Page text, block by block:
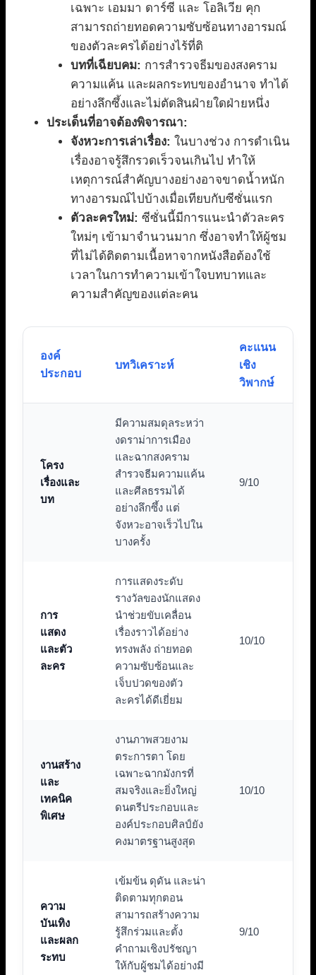
เฉพาะ เอมมา ดาร์ซี และ โอลิเวีย คุก
สามารถถ่ายทอดความซับซ้อนทางอารมณ์
ของตัวละครได้อย่างไร้ที่ติ
บทที่เฉียบคม: การสำรวจธีมของสงคราม
ความแค้น และผลกระทบของอำนาจ ทำได้
อย่างลึกซึ้งและไม่ตัดสินฝ่ายใดฝ่ายหนึ่ง
ประเด็นที่อาจต้องพิจารณา:
จังหวะการเล่าเรื่อง: ในบางช่วง การดำเนิน
เรื่องอาจรู้สึกรวดเร็วจนเกินไป ทำให้
เหตุการณ์สำคัญบางอย่างอาจขาดน้ำหนัก
ทางอารมณ์ไปบ้างเมื่อเทียบกับซีซั่นแรก
ตัวละครใหม่: ซีซั่นนี้มีการแนะนำตัวละคร
ใหม่ๆ เข้ามาจำนวนมาก ซึ่งอาจทำให้ผู้ชม
ที่ไม่ได้ติดตามเนื้อหาจากหนังสือต้องใช้
เวลาในการทำความเข้าใจบทบาทและ
ความสำคัญของแต่ละคน
องค์
ประกอบ
บทวิเคราะห์
คะแนน
เชิง
วิพากษ์
โครง
เรื่องและ
บท
มีความสมดุลระหว่า
งดราม่าการเมือง
และฉากสงคราม
สำรวจธีมความแค้น
และศีลธรรมได้
อย่างลึกซึ้ง แต่
จังหวะอาจเร็วไปใน
บางครั้ง
9/10
การ
แสดง
และตัว
ละคร
การแสดงระดับ
รางวัลของนักแสดง
นำช่วยขับเคลื่อน
เรื่องราวได้อย่าง
ทรงพลัง ถ่ายทอด
ความซับซ้อนและ
เจ็บปวดของตัว
ละครได้ดีเยี่ยม
10/10
งานสร้าง
และ
เทคนิค
พิเศษ
งานภาพสวยงาม
ตระการตา โดย
เฉพาะฉากมังกรที่
สมจริงและยิ่งใหญ่
ดนตรีประกอบและ
องค์ประกอบศิลป์ยัง
คงมาตรฐานสูงสุด
10/10
ความ
บันเทิง
และผลก
ระทบ
เข้มข้น ดุดัน และน่า
ติดตามทุกตอน
สามารถสร้างความ
รู้สึกร่วมและตั้ง
คำถามเชิงปรัชญา
ให้กับผู้ชมได้อย่างมี
9/10